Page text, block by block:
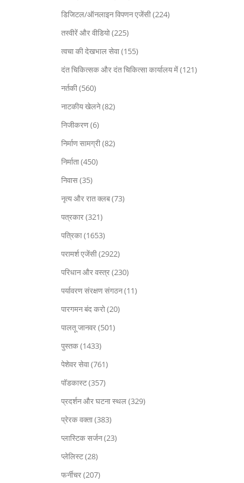
डिजिटल/ऑनलाइन विपणन एजेंसी (224)
तस्वीरें और वीडियो (225)
त्वचा की देखभाल सेवा (155)
दंत चिकित्सक और दंत चिकित्सा कार्यालय में (121)
नर्तकी (560)
नाटकीय खेलने (82)
निजीकरण (6)
निर्माण सामग्री (82)
निर्माता (450)
निवास (35)
नृत्य और रात क्लब (73)
पत्रकार (321)
पत्रिका (1653)
परामर्श एजेंसी (2922)
परिधान और वस्त्र (230)
पर्यावरण संरक्षण संगठन (11)
पारगमन बंद करो (20)
पालतू जानवर (501)
पुस्तक (1433)
पेशेवर सेवा (761)
पॉडकास्ट (357)
प्रदर्शन और घटना स्थल (329)
प्रेरक वक्ता (383)
प्लास्टिक सर्जन (23)
प्लेलिस्ट (28)
फर्नीचर (207)